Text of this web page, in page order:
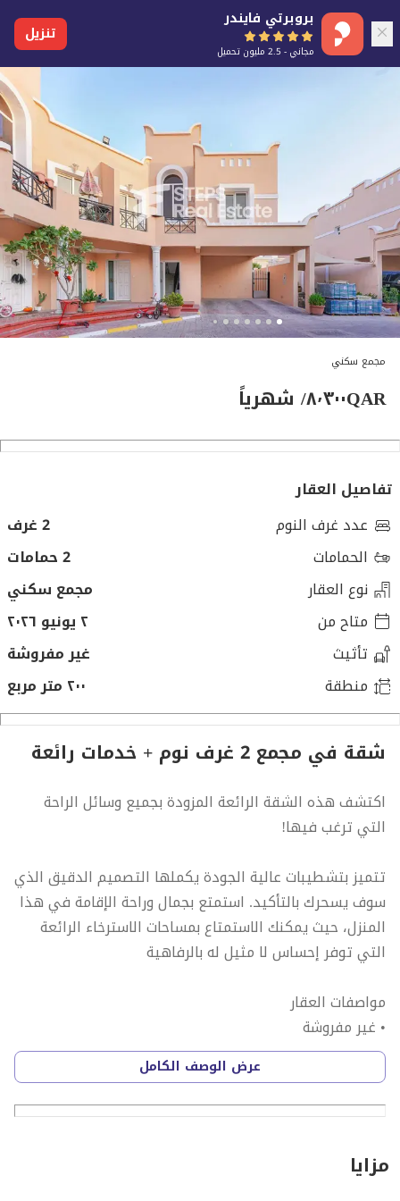
بروبرتي فايندر
مجاني - 2.5 مليون تحميل
تنزيل
مجمع سكني
QAR٨٬٣٠٠/ شهرياً
تفاصيل العقار
عدد غرف النوم
2 غرف
الحمامات
2 حمامات
نوع العقار
مجمع سكني
متاح من
٢ يونيو ٢٠٢٦
تأثيث
غير مفروشة
منطقة
٢٠٠ متر مربع
شقة في مجمع 2 غرف نوم + خدمات رائعة
اكتشف هذه الشقة الرائعة المزودة بجميع وسائل الراحة
التي ترغب فيها!
تتميز بتشطيبات عالية الجودة يكملها التصميم الدقيق الذي
سوف يسحرك بالتأكيد. استمتع بجمال وراحة الإقامة في هذا
المنزل، حيث يمكنك الاستمتاع بمساحات الاسترخاء الرائعة
التي توفر إحساس لا مثيل له بالرفاهية
مواصفات العقار
• غير مفروشة
• منطقة للمعيشة وتناول الطعام
• 1 غرفة نوم ماستر بحمام
• 1 غرفة نوم عادية
• مطبخ مغلق
• مكيف هوائي منفصل
عرض الوصف الكامل
مزايا